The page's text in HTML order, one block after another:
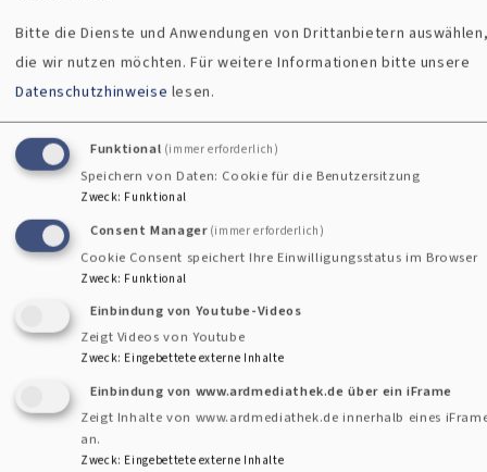
Unser umfangreiches Bildungsprogramm ist ein wichtiger
Baustein in der außerschulischen Bildungslandschaft. Es
richtet sich an Menschen aller Altersgruppen, unabhängig
uns als offenes Haus für Begegnungen und Dialog und
bieten die Möglichkeit, sich (ehrenamtlich) zu engagieren.
Evangelische Bildungsarbeit ermutigt und befähigt
Menschen, ihre schöpferischen Möglichkeiten zu nutzen. Sie
steht für Frieden, Gerechtigkeit und die Bewahrung der
Schöpfung.
Wir sind ORT FÜR BEGEGNUNG,
geben Ihnen ZEIT ZUM LERNEN
Bitte die Dienste und Anwendungen von Drittanbietern
die wir nutzen möchten.Für weitere Informationen bitte unsere
Datenschutzhinweise lesen.
Funktional (immer erforderlich)
Speichern von Daten: Cookie für die Benutzersitzung
Zweck: Funktional
Consent Manager (immer erforderlich)
Cookie Consent speichert Ihre Einwilligungsstatus im Browser
Zweck: Funktional
Einbindung von Youtube-Videos
Zeigt Videos von Youtube
Zweck: Eingebettete externe Inhalte
Einbindung von www.ardmediathek.de über ein iFrame
Zeigt Inhalte von www.ardmediathek.de innerhalb eines
an.
Zweck: Eingebettete externe Inhalte